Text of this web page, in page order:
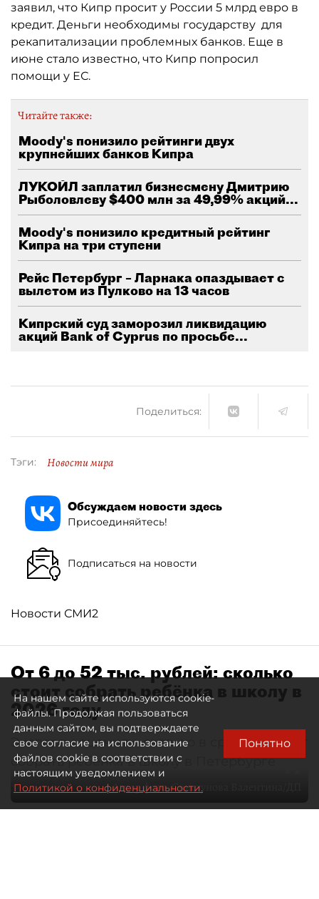
заявил, что Кипр просит у России 5 млрд евро в
кредит. Деньги необходимы государству для
рекапитализации проблемных банков. Еще в
июне стало известно, что Кипр попросил
помощи у ЕС.
Читайте также:
Moody's понизило рейтинги двух
крупнейших банков Кипра
ЛУКОЙЛ заплатил бизнесмену Дмитрию
Рыболовлеву $400 млн за 49,99% акций...
Moody's понизило кредитный рейтинг
Кипра на три ступени
Рейс Петербург – Ларнака опаздывает с
вылетом из Пулково на 13 часов
Кипрский суд заморозил ликвидацию
акций Bank of Cyprus по просьбе...
Поделиться:
Тэги: Новости мира
Обсуждаем новости здесь
Присоединяйтесь!
Подписаться на новости
Новости СМИ2
От 6 до 52 тыс. рублей: сколько
стоит собрать ребёнка в школу в
2026 году
Эксперты оценили, сколько в среднем стоит
собрать ребёнка в школу в Петербурге
Автор фото:Свистунова Валентина/ДП
На нашем сайте используются cookie-
файлы. Продолжая пользоваться
данным сайтом, вы подтверждаете
свое согласие на использование
файлов cookie в соответствии с
настоящим уведомлением и
Политикой о конфиденциальности.
Понятно